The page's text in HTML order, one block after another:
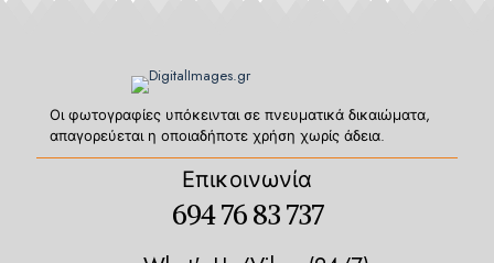
Οι φωτογραφίες υπόκεινται σε πνευματικά δικαιώματα,
απαγορεύεται η οποιαδήποτε χρήση χωρίς άδεια.
Επικοινωνία
694 76 83 737